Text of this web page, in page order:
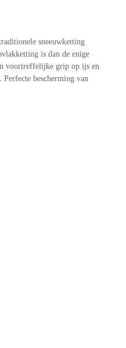
sneeuwketting
is dan de enige
voortreffelijke grip op ijs en
bescherming van